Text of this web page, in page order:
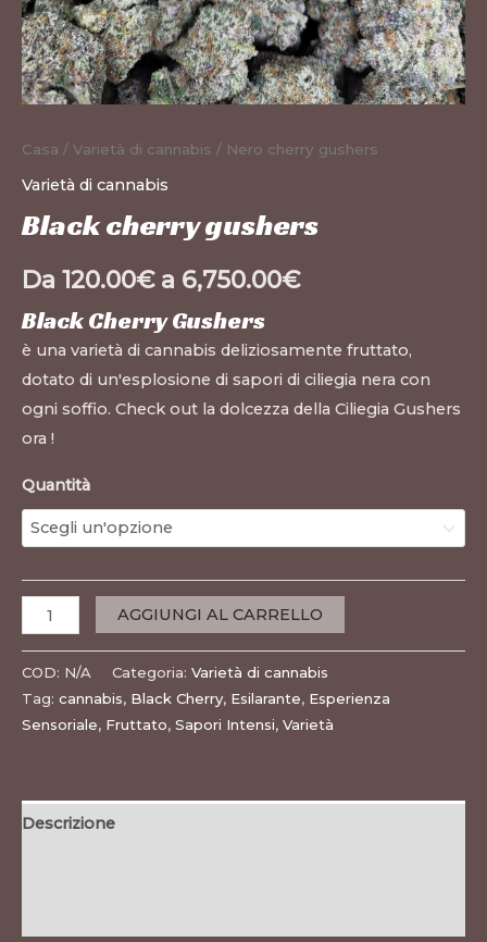
Casa / Varietà di cannabis / Nero cherry gushers
Varietà di cannabis
Black cherry gushers
Da 120.00€a 6,750.00€
Black Cherry Gushers
è una varietà di cannabis deliziosamente fruttato,
dotato di un'esplosione di sapori di ciliegia nera con
ogni soffio. Check out la dolcezza della Ciliegia Gushers
ora !
Quantità
AGGIUNGI AL CARRELLO
COD: N/A Categoria: Varietà di cannabis
Tag: cannabis, Black Cherry, Esilarante, Esperienza
Sensoriale, Fruttato, Sapori Intensi, Varietà
Descrizione